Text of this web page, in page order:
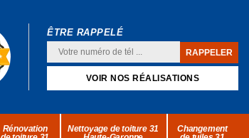
ÊTRE RAPPELÉ
VOIR NOS RÉALISATIONS
Rénovation
Nettoyage de toiture 31
Changement